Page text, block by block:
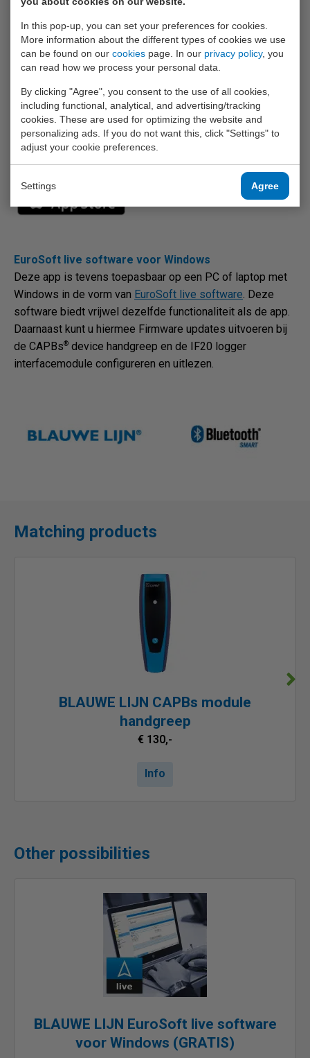
In this pop-up, you can set your preferences for cookies.
More information about the different types of cookies we use
can be found on our cookies page. In our privacy policy, you
can read how we process your personal data.
By clicking "Agree", you consent to the use of all cookies,
including functional, analytical, and advertising/tracking
cookies. These are used for optimizing the website and
personalizing ads. If you do not want this, click "Settings" to
adjust your cookie preferences.
Settings Agree
metingen van 1 opdracht in de vooraf geconfigureerde
volgorde worden verricht, opgeslagen en overzichtelijk
gerapporteerd.
onderstaande links:
EuroSoft live software voor Windows
Deze app is tevens toepasbaar op een PC of laptop met
Windows in de vorm van EuroSoft live software. Deze
software biedt vrijwel dezelfde functionaliteit als de app.
Daarnaast kunt u hiermee Firmware updates uitvoeren bij
de CAPBs® device handgreep en de IF20 logger
interfacemodule configureren en uitlezen.
Matching products
BLAUWE LIJN CAPBs module
handgreep
€ 130,-
Info
Other possibilities
BLAUWE LIJN EuroSoft live software
voor Windows (GRATIS)